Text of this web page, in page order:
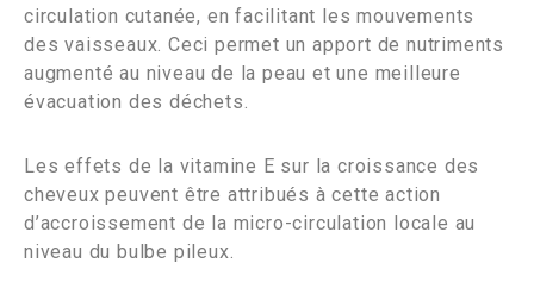
circulation cutanée, en facilitant les mouvements
des vaisseaux. Ceci permet un apport de nutriments
augmenté au niveau de la peau et une meilleure
évacuation des déchets.
Les effets de la vitamine E sur la croissance des
cheveux peuvent être attribués à cette action
d’accroissement de la micro-circulation locale au
niveau du bulbe pileux.